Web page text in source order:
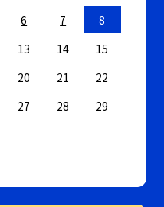
6 7
8
13 14
15
20 21
22
27 28
29